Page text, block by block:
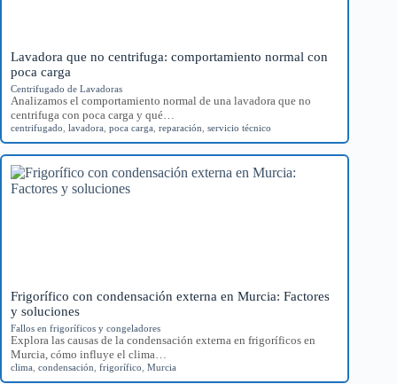
Lavadora que no centrifuga: comportamiento normal con
poca carga
Centrifugado de Lavadoras
Analizamos el comportamiento normal de una lavadora que no
centrifuga con poca carga y qué…
centrifugado lavadora poca carga reparación servicio técnico
Frigorífico con condensación externa en Murcia: Factores
y soluciones
Fallos en frigoríficos y congeladores
Explora las causas de la condensación externa en frigoríficos en
Murcia, cómo influye el clima…
clima condensación frigorífico Murcia